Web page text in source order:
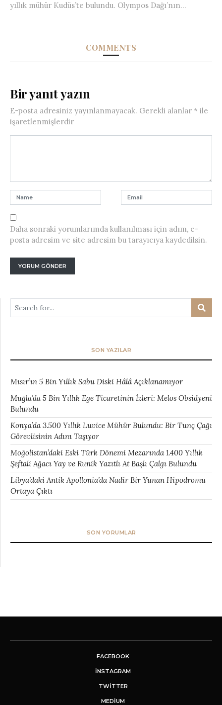
yıllık mühür Kudüs’te bulundu. Olympos Dağı’nın...
COMMENTS
Bir yanıt yazın
E-posta adresiniz yayınlanmayacak. Gerekli alanlar * ile
işaretlenmişlerdir
Daha sonraki yorumlarımda kullanılması için adım, e-
posta adresim ve site adresim bu tarayıcıya kaydedilsin.
SON YAZILAR
Mısır’ın 5 Bin Yıllık Sabu Diski Hâlâ Açıklanamıyor
Muğla’da 5 Bin Yıllık Ege Ticaretinin İzleri: Melos Obsidyeni
Bulundu
Konya’da 3.500 Yıllık Luvice Mühür Bulundu: Bir Tunç Çağı
Görevlisinin Adını Taşıyor
Moğolistan’daki Eski Türk Dönemi Mezarında 1.400 Yıllık
Şeftali Ağacı Yay ve Runik Yazıtlı At Başlı Çalgı Bulundu
Libya’daki Antik Apollonia’da Nadir Bir Yunan Hipodromu
Ortaya Çıktı
SON YORUMLAR
FACEBOOK
INSTAGRAM
TWITTER
MEDIUM